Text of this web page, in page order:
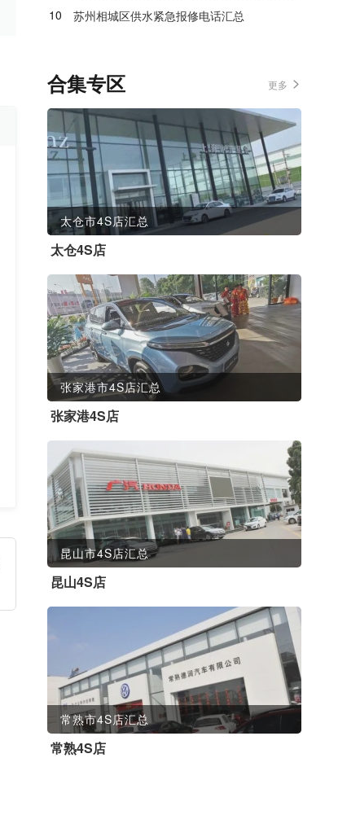
10
苏州相城区供水紧急报修电话汇总
合集专区 更多
太仓市4S店汇总
太仓4S店
张家港市4S店汇总
张家港4S店
昆山市4S店汇总
昆山4S店
常熟市4S店汇总
常熟4S店